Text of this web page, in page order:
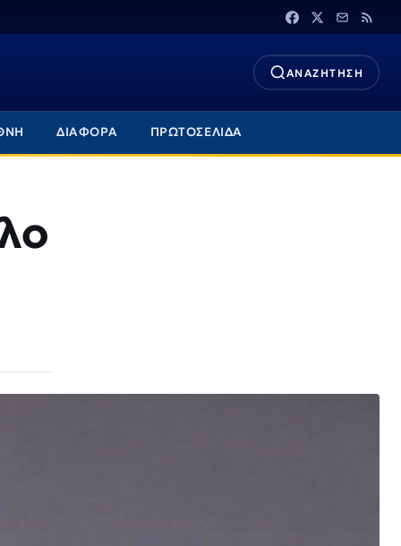
ΑΝΑΖΗΤΗΣΗ
ΔΙΑΦΟΡΑ ΠΡΩΤΟΣΕΛΙΔΑ